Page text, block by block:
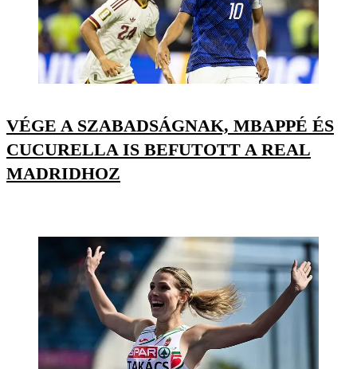
VÉGE A SZABADSÁGNAK, MBAPPÉ ÉS
CUCURELLA IS BEFUTOTT A REAL
MADRIDHOZ